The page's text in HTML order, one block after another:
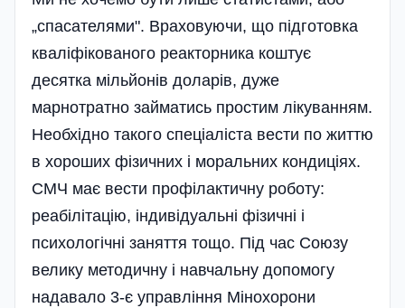
„спасателями". Враховуючи, що підготовка
кваліфікованого реакторника коштує
десятка мільйонів доларів, дуже
марнотратно займатись простим лікуванням.
Необхідно такого спеціаліста вести по життю
в хороших фізичних і моральних кондиціях.
СМЧ має вести профілактичну роботу:
реабілітацію, індивідуальні фізичні і
психологічні заняття тощо. Під час Союзу
велику методичну і навчальну допомогу
надавало 3-є управління Мінохорони